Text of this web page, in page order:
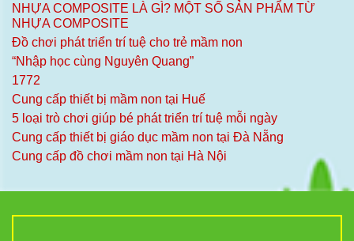
NHỰA COMPOSITE LÀ GÌ? MỘT SỐ SẢN PHẨM TỪ
NHỰA COMPOSITE
Đồ chơi phát triển trí tuệ cho trẻ mầm non
“Nhập học cùng Nguyên Quang”
1772
Cung cấp thiết bị mầm non tại Huế
5 loại trò chơi giúp bé phát triển trí tuệ mỗi ngày
Cung cấp thiết bị giáo dục mầm non tại Đà Nẵng
Cung cấp đồ chơi mầm non tại Hà Nội